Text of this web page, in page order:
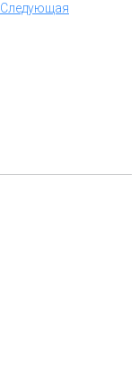
Следующая